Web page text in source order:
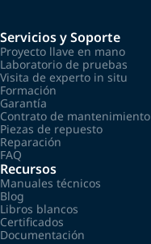
Servicios y Soporte
Proyecto llave en mano
Laboratorio de pruebas
Visita de experto in situ
Formación
Garantía
Contrato de mantenimiento
Piezas de repuesto
Reparación
FAQ
Recursos
Manuales técnicos
Blog
Libros blancos
Certificados
Documentación